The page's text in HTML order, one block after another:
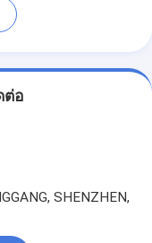
ต่อ
SHENZHEN,